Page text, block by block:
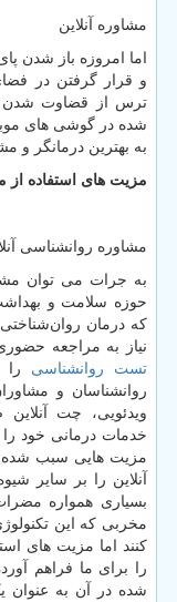
مشاوره آنلاین
اما امروزه باز شدن
و قرار گرفتن در
ترس از قضاوت شدن
شده در گوشی های
به بهترین درمانگر و
مزیت های استفاده از
مشاوره روانشناسی
به جرات می توان
حوزه سلامت و
که درمان
نیاز به مراجعه
تست روانشناسی را
روانشناسان و
ویدئویی، چت
خدمات درمانی خود
مزیت هایی سبب شده
آنلاین را بر سایر
بسیاری همواره
مخربی که این
کنند اما مزیت های
را برای ما فراهم
شده در آن به عنوان